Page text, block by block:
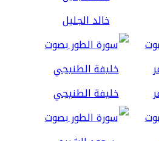
خالد الجليل
خليفة الطنيجي